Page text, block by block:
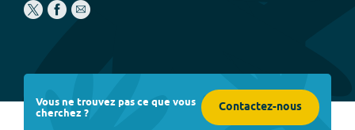
Vous ne trouvez pas ce que vous
cherchez ? Contactez-nous